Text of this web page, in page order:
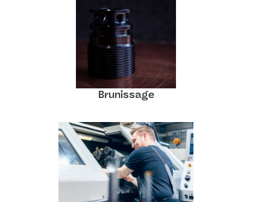
Brunissage